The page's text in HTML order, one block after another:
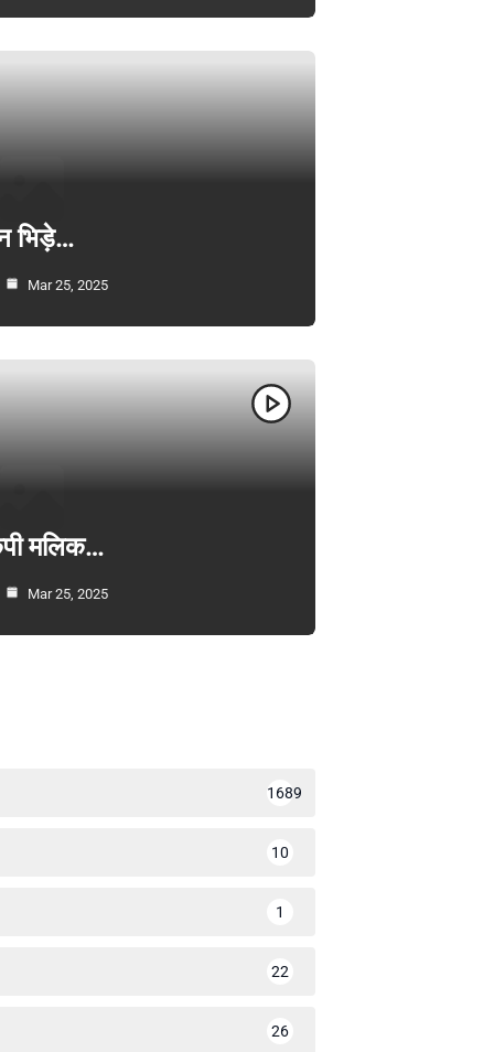
भिड़े…
Mar 25, 2025
मलिक…
Mar 25, 2025
1689
10
1
22
26